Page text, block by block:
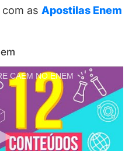
as Apostilas Enem
CAEM NO ENEM